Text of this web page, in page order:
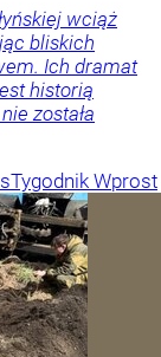
wciąż
bliskich
Ich dramat
historią
została
Tygodnik Wprost